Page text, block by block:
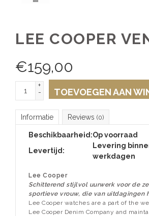
LEE COOPER
€159,00
+
-
TOEVOEGEN AAN
Informatie Reviews (0)
Beschikbaarheid:Op voorraad
Levertijd:
Levering
werkdagen
Lee Cooper
Schitterend stijlvol uurwerk voor de
sportieve vrouw, die van uitdagingen
Lee Cooper watches are a part of the
Lee Cooper Denim Company and